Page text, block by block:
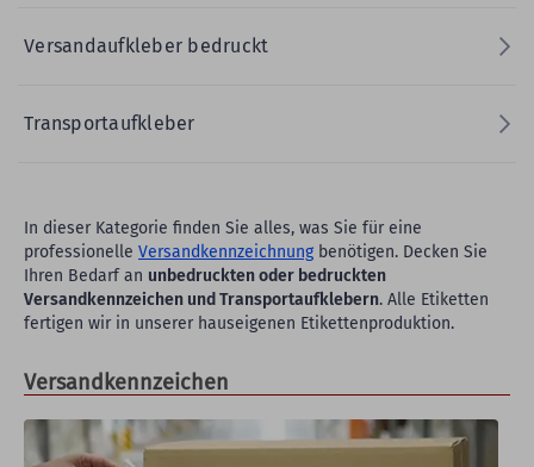
Versandaufkleber bedruckt
Transportaufkleber
In dieser Kategorie finden Sie alles, was Sie für eine
professionelle Versandkennzeichnung benötigen. Decken Sie
Ihren Bedarf an unbedruckten oder bedruckten
Versandkennzeichen und Transportaufklebern. Alle Etiketten
fertigen wir in unserer hauseigenen Etikettenproduktion.
Versandkennzeichen